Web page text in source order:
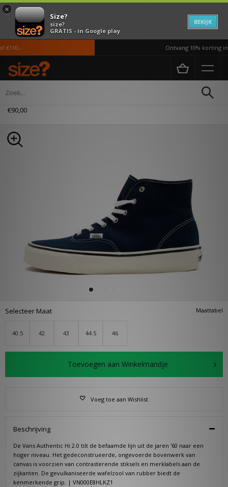
×
Size?
size?
GRATIS - in Google play
BEKIJK
Ontvang 10% korting in
Home Heren
Vans Authentic Hi 2.0
€90,00
Maattabel
Selecteer Maat
40.5 42 43 44.5 46
Toevoegen aan Winkelmandje
Voeg toe aan Wishlist
Beschrijving
De Vans Authentic Hi 2.0 tilt de befaamde lijn uit de jaren '60 naar een
hoger niveau. Het gedeconstrueerde, ongevoerde bovenwerk van
canvas is voorzien van contrasterende stiksels en merklabels aan de
zijkanten. De gevulkaniseerde wafelzool van rubber biedt de
kenmerkende grip. | VN000E8HLKZ1